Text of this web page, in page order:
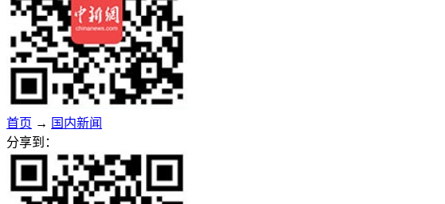
首页 → 国内新闻
分享到：